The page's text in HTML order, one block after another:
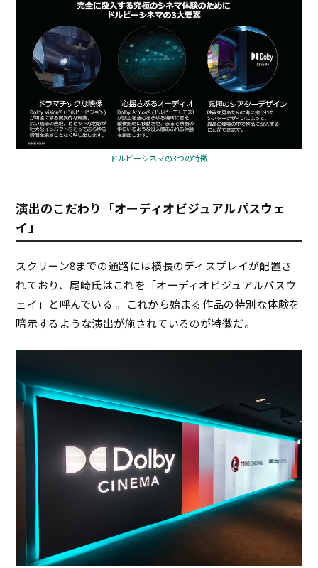
ドルビーシネマの3つの特徴
演出のこだわり「オーディオビジュアルパスウェ
イ」
スクリーン8までの通路には横長のディスプレイが配置さ
れており、尾崎氏はこれを「オーディオビジュアルパスウ
ェイ」と呼んでいる 。これから始まる作品の特別な体験を
暗示するような演出が施されているのが特徴だ。